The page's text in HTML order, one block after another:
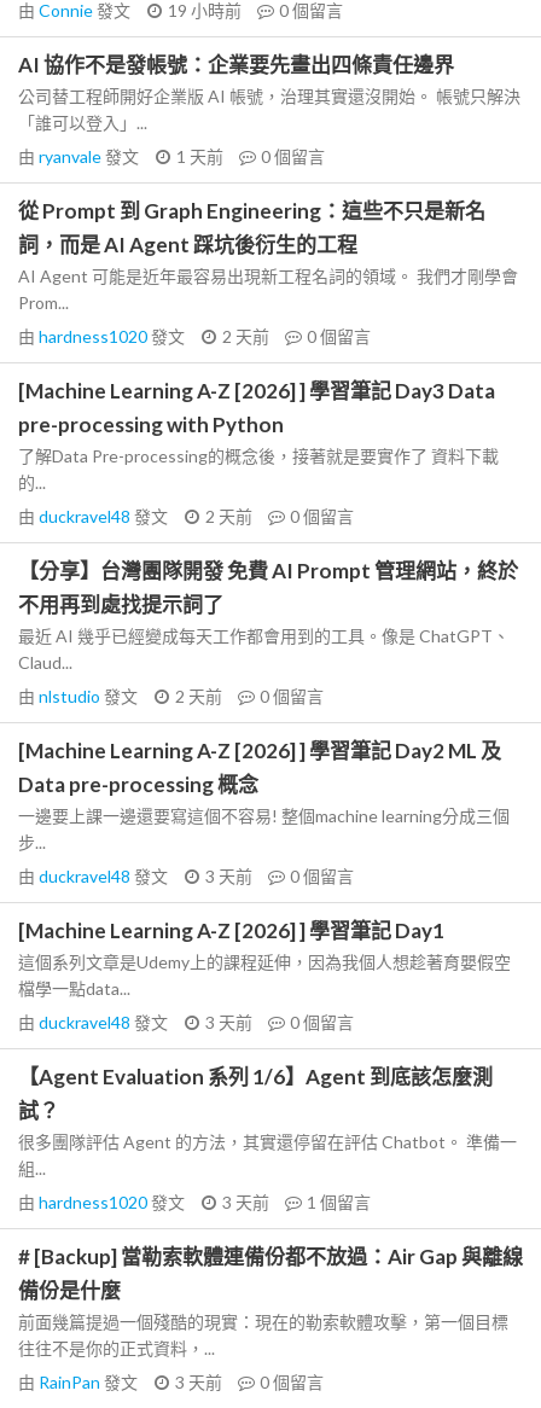
由 Connie發文 19 小時前 0個留言
AI 協作不是發帳號：企業要先畫出四條責任邊界
公司替工程師開好企業版 AI 帳號，治理其實還沒開始。 帳號只解決
「誰可以登入」...
由 ryanvale發文 1 天前 0個留言
從 Prompt 到 Graph Engineering：這些不只是新名
詞，而是 AI Agent 踩坑後衍生的工程
AI Agent 可能是近年最容易出現新工程名詞的領域。 我們才剛學會
Prom...
由 hardness1020發文 2 天前 0個留言
[Machine Learning A-Z [2026] ] 學習筆記 Day3 Data
pre-processing with Python
了解Data Pre-processing的概念後，接著就是要實作了 資料下載
的...
由 duckravel48 發文 2 天前 0個留言
【分享】台灣團隊開發 免費 AI Prompt 管理網站，終於
不用再到處找提示詞了
最近 AI 幾乎已經變成每天工作都會用到的工具。像是 ChatGPT、
Claud...
由 nlstudio 發文 2 天前 0個留言
[Machine Learning A-Z [2026] ] 學習筆記 Day2 ML 及
Data pre-processing 概念
一邊要上課一邊還要寫這個不容易! 整個machine learning分成三個
步...
由 duckravel48 發文 3 天前 0個留言
[Machine Learning A-Z [2026] ] 學習筆記 Day1
這個系列文章是Udemy上的課程延伸，因為我個人想趁著育嬰假空
檔學一點data...
由 duckravel48 發文 3 天前 0個留言
【Agent Evaluation 系列 1/6】Agent 到底該怎麼測
試？
很多團隊評估 Agent 的方法，其實還停留在評估 Chatbot。 準備一
組...
由 hardness1020發文 3 天前 1 個留言
# [Backup] 當勒索軟體連備份都不放過：Air Gap 與離線
備份是什麼
前面幾篇提過一個殘酷的現實：現在的勒索軟體攻擊，第一個目標
往往不是你的正式資料，...
由 RainPan 發文 3 天前 0個留言